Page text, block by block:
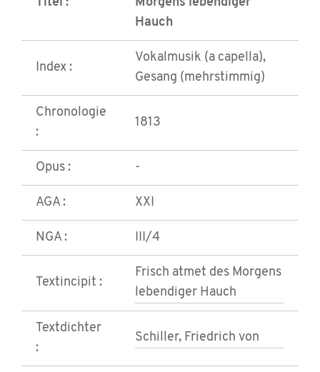
Hauch
Index :
Vokalmusik (a capella),
Gesang (mehrstimmig)
Chronologie
:
1813
Opus : -
AGA : XXI
NGA : III/4
Textincipit :
Frisch atmet des Morgens
lebendiger Hauch
Textdichter
:
Schiller, Friedrich von